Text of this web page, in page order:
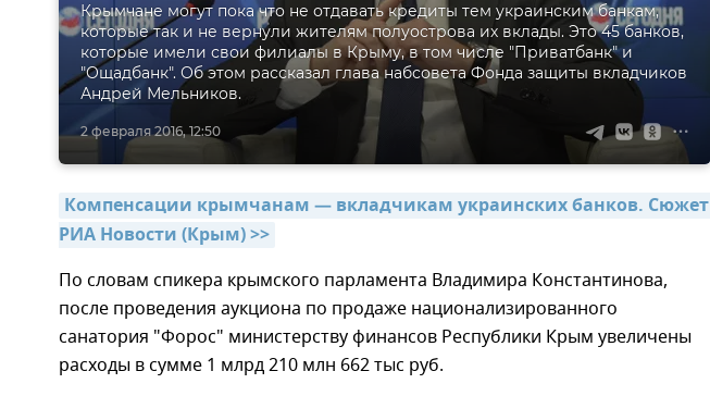
2 февраля 2016, 12:50
Крымчане могут пока что не отдавать кредиты тем украинским банкам,
которые так и не вернули жителям полуострова их вклады. Это 45 банков,
которые имели свои филиалы в Крыму, в том числе "Приватбанк" и
"Ощадбанк". Об этом рассказал глава набсовета Фонда защиты вкладчиков
Андрей Мельников.
Компенсации крымчанам — вкладчикам украинских банков. Сюжет
РИА Новости (Крым) >>
По словам спикера крымского парламента Владимира Константинова,
после проведения аукциона по продаже национализированного
санатория "Форос" министерству финансов Республики Крым увеличены
расходы в сумме 1 млрд 210 млн 662 тыс руб.